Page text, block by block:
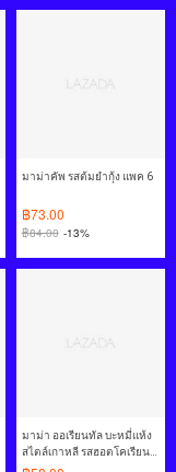
มาม่าคัพ รสต้มยำกุ้ง แพค 6
฿73.00
฿84.00 -13%
มาม่า ออเรียนทัล บะหมี่แห้ง
สไตล์เกาหลี รสฮอตโคเรียน
แพ็ค 4